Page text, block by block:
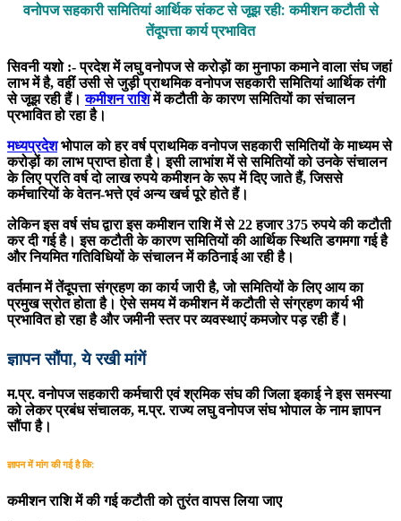
वनोपज सहकारी समितियां आर्थिक संकट से जूझ रही: कमीशन कटौती से
तेंदूपत्ता कार्य प्रभावित
सिवनी यशो :- प्रदेश में लघु वनोपज से करोड़ों का मुनाफा कमाने वाला संघ जहां
लाभ में है, वहीं उसी से जुड़ी प्राथमिक वनोपज सहकारी समितियां आर्थिक तंगी
से जूझ रही हैं।कमीशन राशिमें कटौती के कारण समितियों का संचालन
प्रभावित हो रहा है।
मध्यप्रदेशभोपाल को हर वर्ष प्राथमिक वनोपज सहकारी समितियों के माध्यम से
करोड़ों का लाभ प्राप्त होता है। इसी लाभांश में से समितियों को उनके संचालन
के लिए प्रति वर्ष दो लाख रुपये कमीशन के रूप में दिए जाते हैं, जिससे
कर्मचारियों के वेतन-भत्ते एवं अन्य खर्च पूरे होते हैं।
लेकिन इस वर्ष संघ द्वारा इस कमीशन राशि में से 22 हजार 375 रुपये की कटौती
कर दी गई है। इस कटौती के कारण समितियों की आर्थिक स्थिति डगमगा गई है
और नियमित गतिविधियों के संचालन में कठिनाई आ रही है।
वर्तमान में तेंदूपत्ता संग्रहण का कार्य जारी है, जो समितियों के लिए आय का
प्रमुख स्रोत होता है। ऐसे समय में कमीशन में कटौती से संग्रहण कार्य भी
प्रभावित हो रहा है और जमीनी स्तर पर व्यवस्थाएं कमजोर पड़ रही हैं।
ज्ञापन सौंपा, ये रखी मांगें
म.प्र. वनोपज सहकारी कर्मचारी एवं श्रमिक संघ की जिला इकाई ने इस समस्या
को लेकर प्रबंध संचालक, म.प्र. राज्य लघु वनोपज संघ भोपाल के नाम ज्ञापन
सौंपा है।
ज्ञापन में मांग की गई है कि:
कमीशन राशि में की गई कटौती को तुरंत वापस लिया जाए